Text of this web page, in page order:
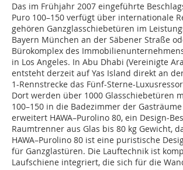
Das im Frühjahr 2007 eingeführte
Puro 100–150 verfügt über internationale
gehören Ganzglasschiebetüren im
Bayern München an der Säbener Straße
Bürokomplex des
in Los Angeles. In Abu Dhabi (Vereinigte
entsteht derzeit auf Yas Island direkt an
1-Rennstrecke das Fünf-Sterne-
Dort werden über 1000 Glasschiebetüren
100–150 in die Badezimmer der
erweitert HAWA–Purolino 80, ein Design-
Raumtrenner aus Glas bis 80 kg Gewicht,
HAWA–Purolino 80 ist eine puristische
für Ganzglastüren. Die Lauftechnik ist
Laufschiene integriert, die sich für die